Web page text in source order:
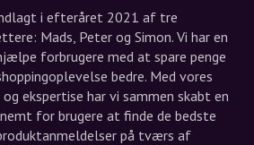
i efteråret 2021 af tre
Mads, Peter og Simon. Vi har en
forbrugere med at spare penge
bedre. Med vores
ekspertise har vi sammen skabt en
for brugere at finde de bedste
på tværs af